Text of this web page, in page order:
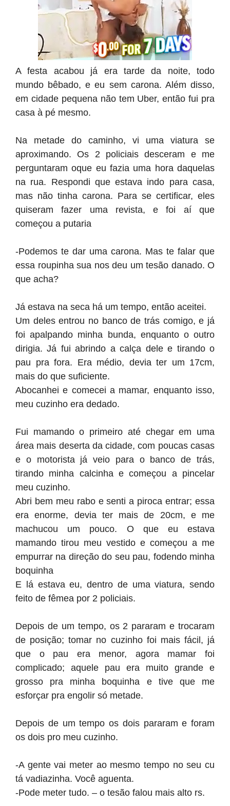
A festa acabou já era tarde da noite, todo
mundo bêbado, e eu sem carona. Além disso,
em cidade pequena não tem Uber, então fui pra
casa à pé mesmo.
Na metade do caminho, vi uma viatura se
aproximando. Os 2 policiais desceram e me
perguntaram oque eu fazia uma hora daquelas
na rua. Respondi que estava indo para casa,
mas não tinha carona. Para se certificar, eles
quiseram fazer uma revista, e foi aí que
começou a putaria
-Podemos te dar uma carona. Mas te falar que
essa roupinha sua nos deu um tesão danado. O
que acha?
Já estava na seca há um tempo, então aceitei.
Um deles entrou no banco de trás comigo, e já
foi apalpando minha bunda, enquanto o outro
dirigia. Já fui abrindo a calça dele e tirando o
pau pra fora. Era médio, devia ter um 17cm,
mais do que suficiente.
Abocanhei e comecei a mamar, enquanto isso,
meu cuzinho era dedado.
Fui mamando o primeiro até chegar em uma
área mais deserta da cidade, com poucas casas
e o motorista já veio para o banco de trás,
tirando minha calcinha e começou a pincelar
meu cuzinho.
Abri bem meu rabo e senti a piroca entrar; essa
era enorme, devia ter mais de 20cm, e me
machucou um pouco. O que eu estava
mamando tirou meu vestido e começou a me
empurrar na direção do seu pau, fodendo minha
boquinha
E lá estava eu, dentro de uma viatura, sendo
feito de fêmea por 2 policiais.
Depois de um tempo, os 2 pararam e trocaram
de posição; tomar no cuzinho foi mais fácil, já
que o pau era menor, agora mamar foi
complicado; aquele pau era muito grande e
grosso pra minha boquinha e tive que me
esforçar pra engolir só metade.
Depois de um tempo os dois pararam e foram
os dois pro meu cuzinho.
-A gente vai meter ao mesmo tempo no seu cu
tá vadiazinha. Você aguenta.
-Pode meter tudo. – o tesão falou mais alto rs.